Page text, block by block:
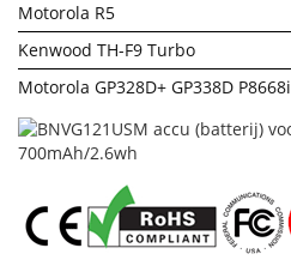
Motorola R5
Kenwood TH-F9 Turbo
Motorola GP328D+ GP338D P8668i